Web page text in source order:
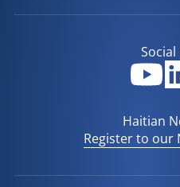
Social
Haitian
Register to our